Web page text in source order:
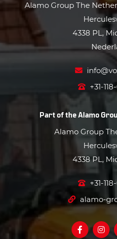
Alamo Group The
4338 PL,
+31-
Part of theAlamo
Alamo Group
4338 PL,
+31-
alamo-